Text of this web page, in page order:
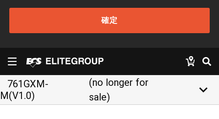
確定
761GXM-
M(V1.0)
(no longer for
sale)
keyboard_arrow_down